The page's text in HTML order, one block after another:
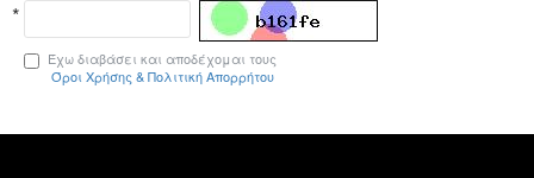
Έχω διαβάσει και αποδέχομαι τους
Όροι Χρήσης & Πολιτική Απορρήτου